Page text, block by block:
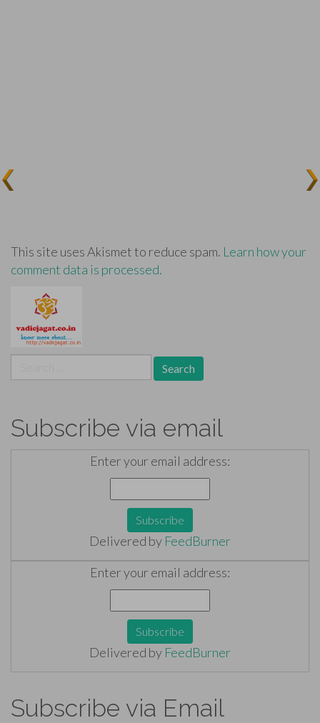
This site uses Akismet to reduce spam. Learn how your
comment data is processed.
for:
Subscribe via email
Enter your email address:
Delivered by FeedBurner
Enter your email address:
Delivered by FeedBurner
Subscribe via Email